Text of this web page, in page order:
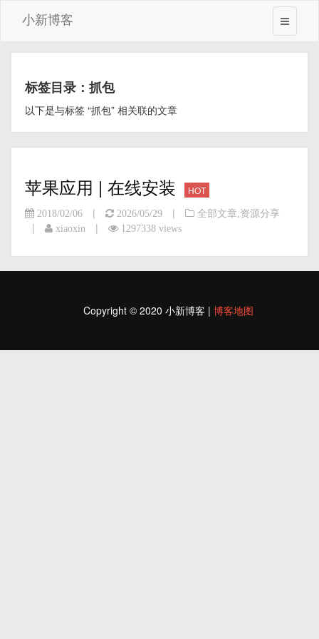
小新博客
标签目录：抓包
以下是与标签 “抓包” 相关联的文章
苹果应用 | 在线安装 HOT
2018/02/06 | 2026/05/29 | 全部文章 资源分享
| xiaoxin | 1297338 views
Copyright © 2020 小新博客 | 博客地图